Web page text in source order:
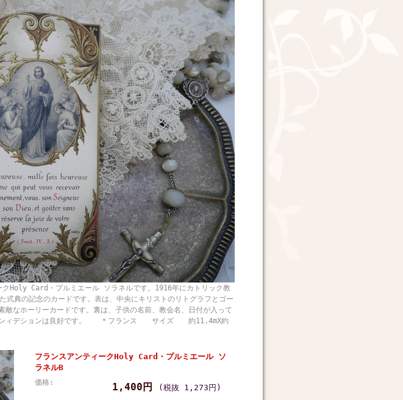
Card・プルミエール ソラネルです。1916年にカトリック教
式典の記念のカードです。表は、中央にキリストのリトグラフとゴー
敵なホーリーカードです。裏は、子供の名前、教会名、日付が入って
コンィデションは良好です。 ＊フランス サイズ 約11.4mX約
フランスアンティークHoly Card・プルミエール ソ
ラネルB
価格: 1,400円 (税抜 1,273円)